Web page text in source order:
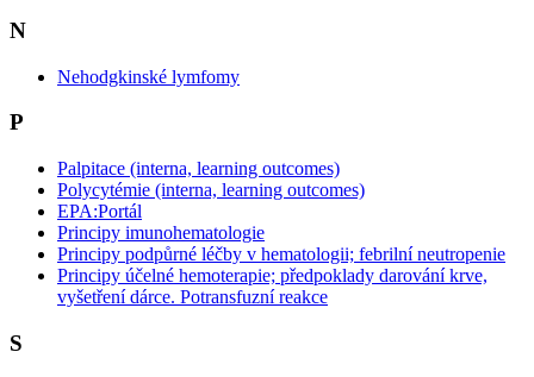
N
Nehodgkinské lymfomy
P
Palpitace (interna, learning outcomes)
Polycytémie (interna, learning outcomes)
EPA:Portál
Principy imunohematologie
Principy podpůrné léčby v hematologii; febrilní neutropenie
Principy účelné hemoterapie; předpoklady darování krve,
vyšetření dárce. Potransfuzní reakce
S